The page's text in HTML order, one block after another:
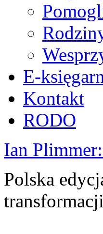
E-
Kontakt
RODO
Ian
Polska